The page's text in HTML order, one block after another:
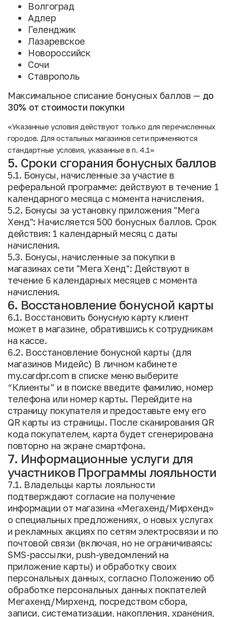
Волгоград
Адлер
Геленджик
Лазаревское
Новороссийск
Сочи
Ставрополь
Максимальное списание бонусных баллов — до
30% от стоимости покупки
«Указанные условия действуют только для перечисленных
городов. Для остальных магазинов сети применяются
стандартные условия, указанные в п. 4.1»
5. Сроки сгорания бонусных баллов
5.1. Бонусы, начисленные за участие в
реферальной программе: действуют в течение 1
календарного месяца с момента начисления.
5.2. Бонусы за установку приложения "Мега
Хенд": Начисляется 500 бонусных баллов. Срок
действия: 1 календарный месяц с даты
начисления.
5.3. Бонусы, начисленные за покупки в
магазинах сети "Мега Хенд": Действуют в
течение 6 календарных месяцев с момента
начисления.
6. Восстановление бонусной карты
6.1. Восстановить бонусную карту клиент
может в магазине, обратившись к сотрудникам
на кассе.
6.2. Восстановление бонусной карты (для
магазинов Мидейс) В личном кабинете
my.cardpr.com в списке меню выберите
“Клиенты” и в поиске введите фамилию, номер
телефона или номер карты. Перейдите на
страницу покупателя и предоставьте ему его
QR карты из страницы. После сканирования QR
кода покупателем, карта будет сгенерирована
повторно на экране смартфона.
7. Информационные услуги для
участников Программы лояльности
7.1. Владельцы карты лояльности
подтверждают согласие на получение
информации от магазина «Мегахенд/Мирхенд»
о специальных предложениях, о новых услугах
и рекламных акциях по сетям электросвязи и по
почтовой связи (включая, но не ограничиваясь:
SMS-рассылки, push-уведомлений на
приложение карты) и обработку своих
персональных данных, согласно Положению об
обработке персональных данных покпателей
Мегахенд/Мирхенд, посредством сбора,
записи, систематизации, накопления, хранения,